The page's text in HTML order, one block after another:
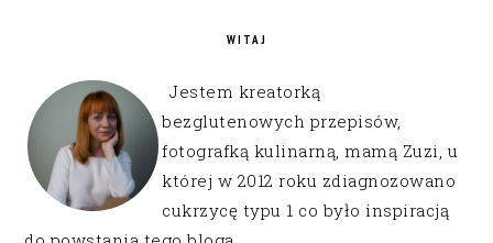
WITAJ
Jestem kreatorką
bezglutenowych przepisów,
fotografką kulinarną, mamą Zuzi, u
której w 2012 roku zdiagnozowano
cukrzycę typu 1 co było inspiracją